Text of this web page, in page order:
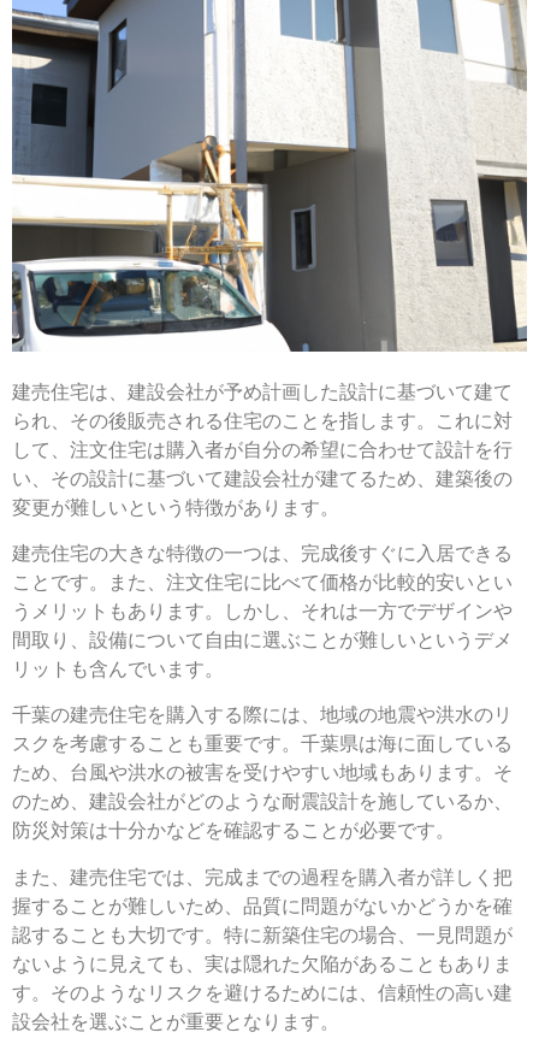
建売住宅は、建設会社が予め計画した設計に基づいて建て
られ、その後販売される住宅のことを指します。これに対
して、注文住宅は購入者が自分の希望に合わせて設計を行
い、その設計に基づいて建設会社が建てるため、建築後の
変更が難しいという特徴があります。
建売住宅の大きな特徴の一つは、完成後すぐに入居できる
ことです。また、注文住宅に比べて価格が比較的安いとい
うメリットもあります。しかし、それは一方でデザインや
間取り、設備について自由に選ぶことが難しいというデメ
リットも含んでいます。
千葉の建売住宅を購入する際には、地域の地震や洪水のリ
スクを考慮することも重要です。千葉県は海に面している
ため、台風や洪水の被害を受けやすい地域もあります。そ
のため、建設会社がどのような耐震設計を施しているか、
防災対策は十分かなどを確認することが必要です。
また、建売住宅では、完成までの過程を購入者が詳しく把
握することが難しいため、品質に問題がないかどうかを確
認することも大切です。特に新築住宅の場合、一見問題が
ないように見えても、実は隠れた欠陥があることもありま
す。そのようなリスクを避けるためには、信頼性の高い建
設会社を選ぶことが重要となります。